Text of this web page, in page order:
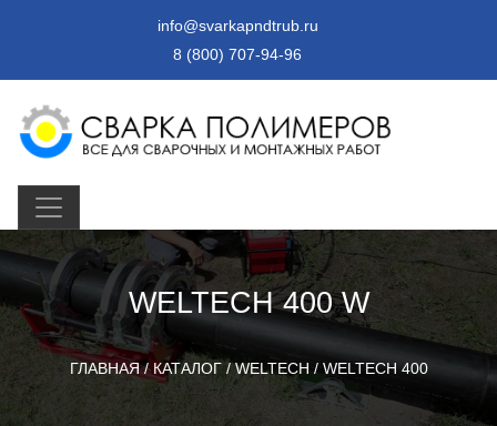
info@svarkapndtrub.ru
8 (800) 707-94-96
WELTECH 400 W
ГЛАВНАЯ/КАТАЛОГ/WELTECH / WELTECH 400